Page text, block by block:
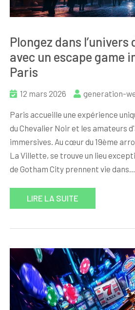
Plongez dans l’univers
avec un escape game
Paris
12 mars 2026 generation-
Paris accueille une expérience
du Chevalier Noir et les amateurs
immersives. Au cœur du 19ème
La Villette, se trouve un lieu
de Gotham City prennent vie dans…
LIRE LA SUITE